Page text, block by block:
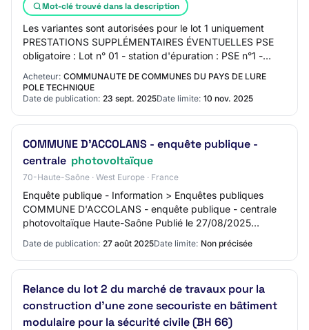
Mot-clé trouvé dans la description
Les variantes sont autorisées pour le lot 1 uniquement
PRESTATIONS SUPPLÉMENTAIRES ÉVENTUELLES PSE
obligatoire : Lot n° 01 - station d'épuration : PSE n°1 -
Acheteur: COMMUNAUTE DE COMMUNES DU PAYS DE LURE
POLE TECHNIQUE
Date de publication: 23 sept. 2025Date limite: 10 nov. 2025
COMMUNE D'ACCOLANS - enquête publique -
centrale photovoltaïque
70-Haute-Saône · West Europe · France
Enquête publique - Information > Enquêtes publiques
COMMUNE D'ACCOLANS - enquête publique - centrale
photovoltaïque Haute-Saône Publié le 27/08/2025
Date de publication: 27 août 2025Date limite: Non précisée
Relance du lot 2 du marché de travaux pour la
construction d'une zone secouriste en bâtiment
modulaire pour la sécurité civile (BH 66)